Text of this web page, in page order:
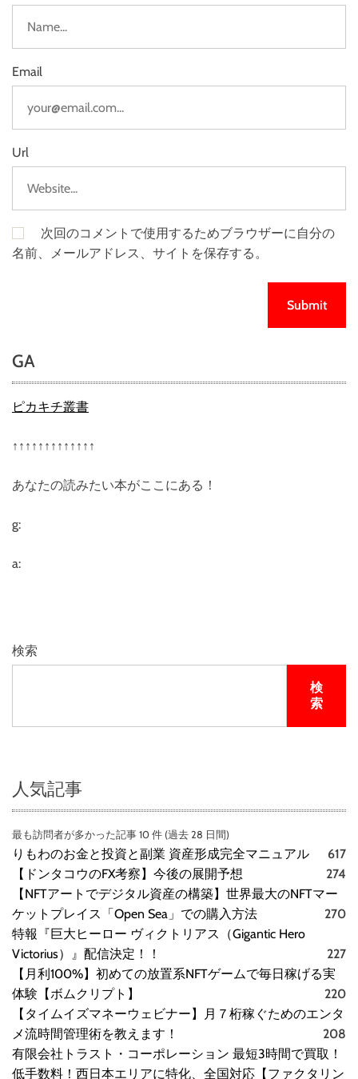
Email
Url
次回のコメントで使用するためブラウザーに自分の
名前、メールアドレス、サイトを保存する。
GA
ピカキチ叢書
↑↑↑↑↑↑↑↑↑↑↑↑↑
あなたの読みたい本がここにある！
g:
a:
検索
検
索
人気記事
最も訪問者が多かった記事 10 件 (過去 28 日間)
りもわのお金と投資と副業 資産形成完全マニュアル
617
【ドンタコウのFX考察】今後の展開予想
274
【NFTアートでデジタル資産の構築】世界最大のNFTマー
ケットプレイス「Open Sea」での購入方法
270
特報『巨大ヒーロー ヴィクトリアス（Gigantic Hero
Victorius）』配信決定！！
227
【月利100%】初めての放置系NFTゲームで毎日稼げる実
体験【ボムクリプト】
220
【タイムイズマネーウェビナー】月７桁稼ぐためのエンタ
メ流時間管理術を教えます！
208
有限会社トラスト・コーポレーション 最短3時間で買取！
低手数料！西日本エリアに特化、全国対応【ファクタリン